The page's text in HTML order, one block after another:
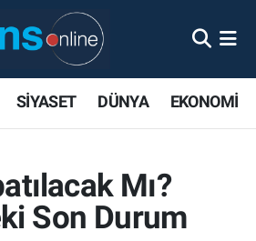
SİYASET DÜNYA EKONOMİ
Mı?
Son Durum